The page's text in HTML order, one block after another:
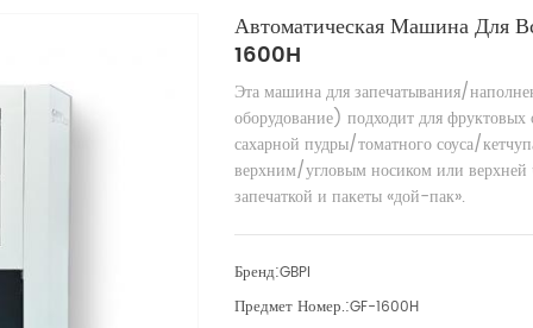
Автоматическая Машина Для
1600H
Эта машина для запечатывания/
оборудование) подходит для
сахарной пудры/томатного соуса/
верхним/угловым носиком или верхней
запечаткой и пакеты «дой-пак».
Бренд:GBPI
Предмет Номер.:GF-1600H